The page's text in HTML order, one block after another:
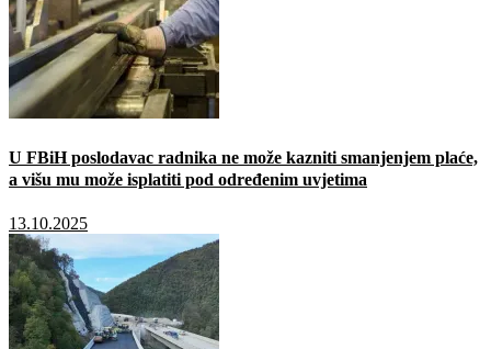
U FBiH poslodavac radnika ne može kazniti smanjenjem plaće,
a višu mu može isplatiti pod određenim uvjetima
13.10.2025